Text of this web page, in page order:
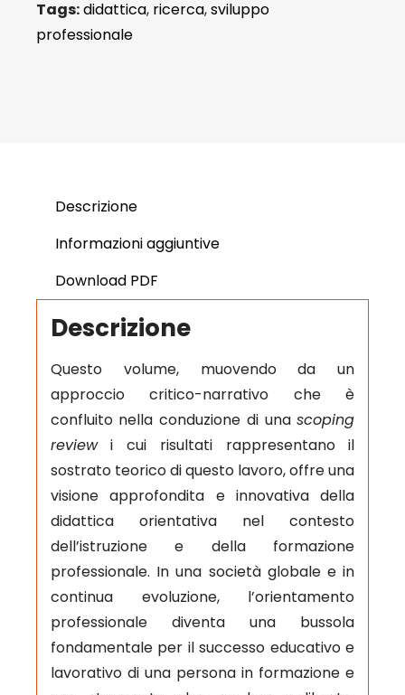
Tags:didattica, ricerca,sviluppo
professionale
Descrizione
Informazioni aggiuntive
Download PDF
Descrizione
Questo volume, muovendo da un
approccio critico-narrativo che è
confluito nella conduzione di unascoping
reviewi cui risultati rappresentano il
sostrato teorico di questo lavoro, offre una
visione approfondita e innovativa della
didattica orientativa nel contesto
dell’istruzione e della formazione
professionale. In una società globale e in
continua evoluzione, l’orientamento
professionale diventa una bussola
fondamentale per il successo educativo e
lavorativo di una persona in formazione e